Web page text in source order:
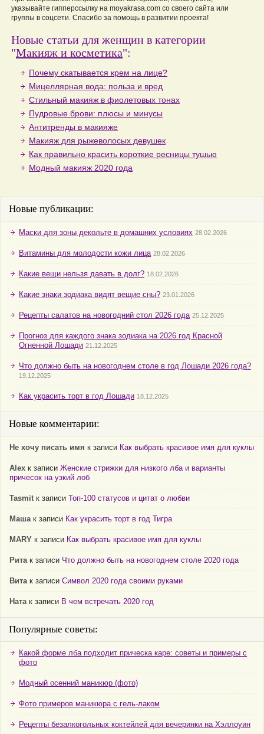
указывайте гипперссылку на moyakrasa.com со своего сайта или
группы в соцсети. Спасибо за помощь в развитии проекта!
Новые статьи для женщин в категории
"Макияж и косметика":
Почему скатывается крем на лице?
Мицеллярная вода: польза и вред
Стильный макияж в фиолетовых тонах
Пудровые брови: плюсы и минусы
Антитренды в макияже
Макияж для рыжеволосых девушек
Как правильно красить короткие ресницы тушью
Модный макияж 2020 года
Новые публикации:
Маски для зоны декольте в домашних условиях 28.02.2026
Витамины для молодости кожи лица 28.02.2026
Какие вещи нельзя давать в долг? 18.02.2026
Какие знаки зодиака видят вещие сны? 23.01.2026
Рецепты салатов на новогодний стол 2026 года 25.12.2025
Прогноз для каждого знака зодиака на 2026 год Красной
Огненной Лошади 21.12.2025
Что должно быть на новогоднем столе в год Лошади 2026 года?
19.12.2025
Как украсить торт в год Лошади 18.12.2025
Новые комментарии:
Не хочу писать имя к записи Как выбрать красивое имя для куклы
Alex к записи Женские стрижки для низкого лба и варианты
причесок на узкий лоб
Tasmit к записи Топ-100 статусов и цитат о любви
Машак записи Как украсить торт в год Тигра
MARY к записи Как выбрать красивое имя для куклы
Ритак записи Что должно быть на новогоднем столе 2020 года
Витак записи Символ 2020 года своими руками
Натак записи В чем встречать 2020 год
Популярные советы:
Какой форме лба подходит прическа каре: советы и примеры с
фото
Модный осенний маникюр (фото)
Фото примеров маникюра с гель-лаком
Рецепты безалкогольных коктейлей для вечеринки на Хэллоуин